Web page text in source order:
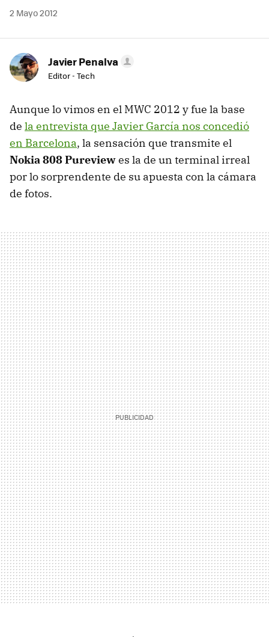
2 Mayo 2012
Javier Penalva
Editor - Tech
Aunque lo vimos en el MWC 2012 y fue la base
de la entrevista que Javier García nos concedió
en Barcelona, la sensación que transmite el
Nokia 808 Pureviewes la de un terminal irreal
por lo sorprendente de su apuesta con la cámara
de fotos.